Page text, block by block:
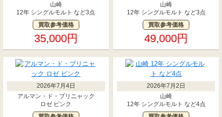
山崎
12年 シングルモルト など3点
買取参考価格
35,000円
山崎
12年 シングルモルト など3点
買取参考価格
49,000円
2026年7月4日
アルマン・ド・ブリニャック
ロゼ ピンク
2026年7月2日
山崎
12年 シングルモルト など4点